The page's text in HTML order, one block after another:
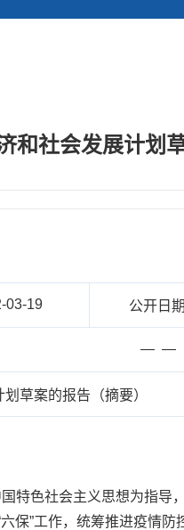
社会发展计划
03-19 公开日期
— —
草案的报告（摘要）
色社会主义思想为指导
保”工作，统筹推进疫情防